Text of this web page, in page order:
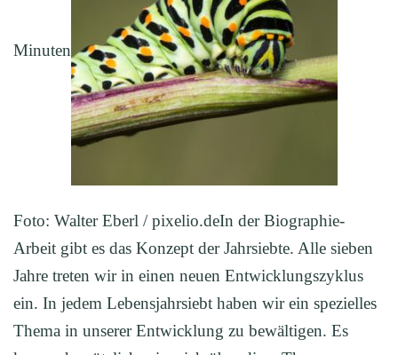
Minuten
Foto: Walter Eberl / pixelio.deIn der Biographie-
Arbeit gibt es das Konzept der Jahrsiebte. Alle sieben
Jahre treten wir in einen neuen Entwicklungszyklus
ein. In jedem Lebensjahrsiebt haben wir ein spezielles
Thema in unserer Entwicklung zu bewältigen. Es